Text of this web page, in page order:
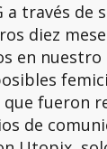
a través de
diez
en
que fueron
de